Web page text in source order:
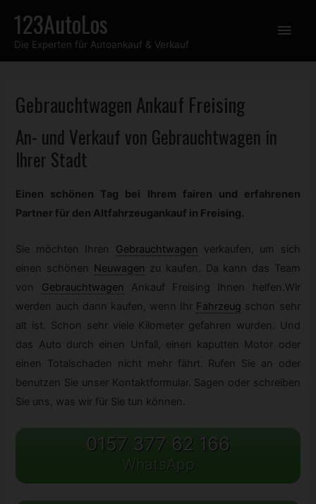
Inhalt
springen
123AutoLos
Die Experten für Autoankauf & Verkauf
GebrauchtwagenAnkauf Freising
An- und Verkauf von Gebrauchtwagen in
Ihrer Stadt
Einen schönen Tag bei Ihrem fairen und erfahrenen
Partner für den Altfahrzeugankauf in Freising.
Sie möchten Ihren Gebrauchtwagen
verkaufen, um sich
einen schönen Neuwagen zu kaufen. Da kann das Team
von Gebrauchtwagen Ankauf Freising Ihnen helfen.Wir
werden auch dann kaufen, wenn Ihr Fahrzeug schon sehr
alt ist. Schon sehr viele Kilometer gefahren wurden. Und
das Auto durch einen Unfall, einen kaputten Motor oder
einen Totalschaden nicht mehr fährt. Rufen Sie an oder
benutzen Sie unser Kontaktformular. Sagen oder schreiben
Sie uns, was wir für Sie tun können.
0157 377 62 166
WhatsApp